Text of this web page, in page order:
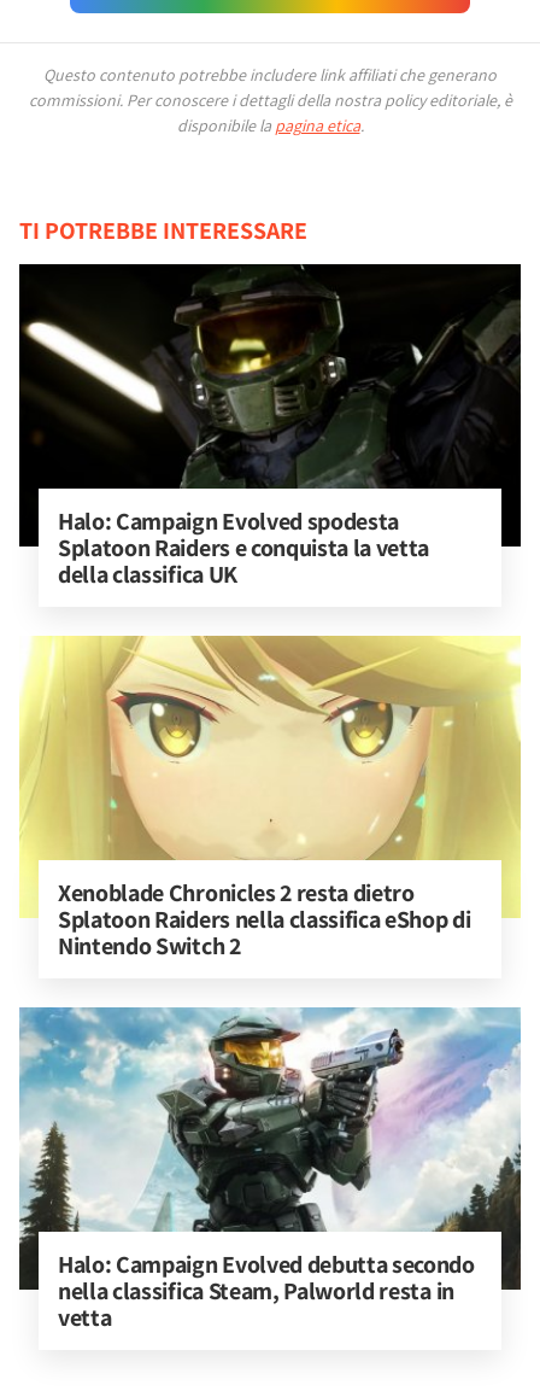
Questo contenuto potrebbe includere link affiliati che generano
commissioni. Per conoscere i dettagli della nostra policy editoriale, è
disponibile la pagina etica.
TI POTREBBE INTERESSARE
Halo: Campaign Evolved spodesta
Splatoon Raiders e conquista la vetta
della classifica UK
Xenoblade Chronicles 2 resta dietro
Splatoon Raiders nella classifica eShop di
Nintendo Switch 2
Halo: Campaign Evolved debutta secondo
nella classifica Steam, Palworld resta in
vetta